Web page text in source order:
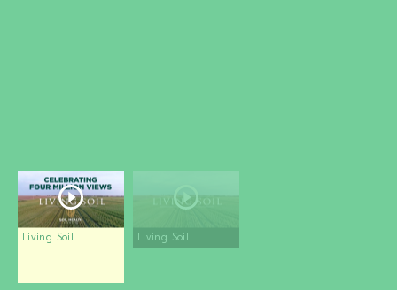
Living Soil Living Soil
Médias
Kits de film
Login